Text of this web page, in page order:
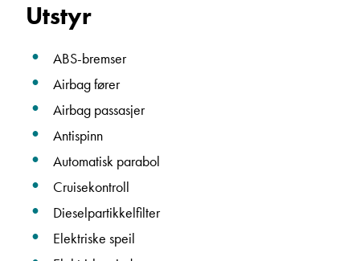
Utstyr
ABS-bremser
Airbag fører
Airbag passasjer
Antispinn
Automatisk parabol
Cruisekontroll
Dieselpartikkelfilter
Elektriske speil